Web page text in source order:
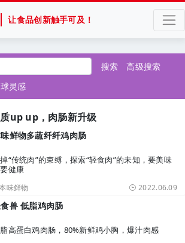
让食品创新触手可及！
搜索
高级搜索
灵感
up up，肉肠新升级
鲜物多蔬纤纤鸡肉肠
“传统肉”的束缚，探索“轻食肉”的未知，要美味
健康
味鲜物 2022.06.09
兽 低脂鸡肉肠
高蛋白鸡肉肠，80%新鲜鸡小胸，爆汁肉感